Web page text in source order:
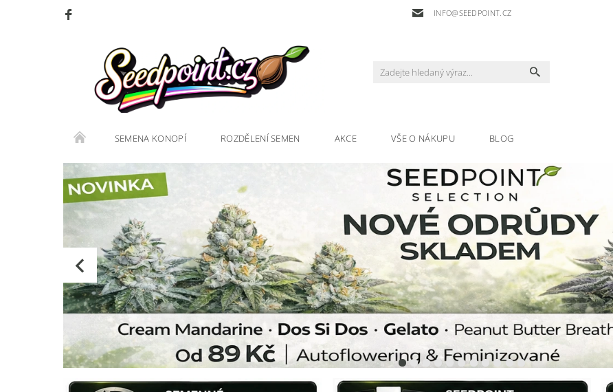
INFO@SEEDPOINT.CZ
SEMENA KONOPÍ ROZDĚLENÍ SEMEN AKCE VŠE O NÁKUPU BLOG